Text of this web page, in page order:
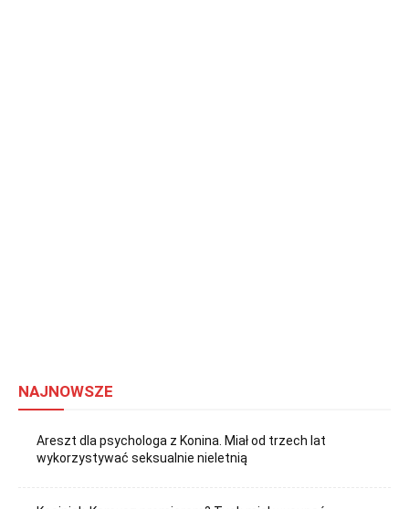
NAJNOWSZE
Areszt dla psychologa z Konina. Miał od trzech lat
wykorzystywać seksualnie nieletnią